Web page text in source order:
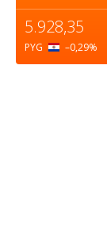
5.928,35
PYG –0,29%